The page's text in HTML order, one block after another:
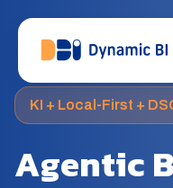
DBI Analytics —
KI + Local-First +
Agentic